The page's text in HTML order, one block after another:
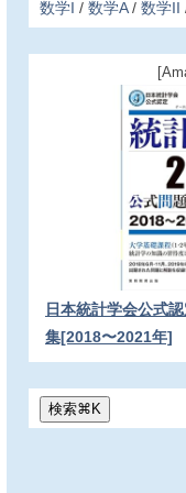
数学I 数学A 数学II
日本統計学会公式
集[2018〜2021年]
検索⌘K